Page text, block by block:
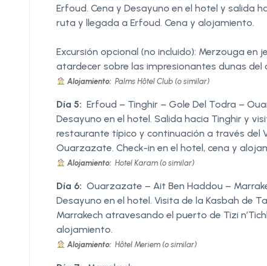
Erfoud. Cena y Desayuno en el hotel y salida
ruta y llegada a Erfoud. Cena y alojamiento.
Excursión opcional (no incluido): Merzouga
atardecer sobre las impresionantes dunas del
Alojamiento: Palms Hôtel Club (o similar)
Día 5: Erfoud – Tinghir – Gole Del Todra –
Desayuno en el hotel. Salida hacia Tinghir y
restaurante típico y continuación a través del
Ouarzazate. Check-in en el hotel, cena y
Alojamiento: Hotel Karam (o similar)
Día 6: Ouarzazate – Ait Ben Haddou –
Desayuno en el hotel. Visita de la Kasbah de
Marrakech atravesando el puerto de Tizi
alojamiento.
Alojamiento: Hôtel Meriem (o similar)